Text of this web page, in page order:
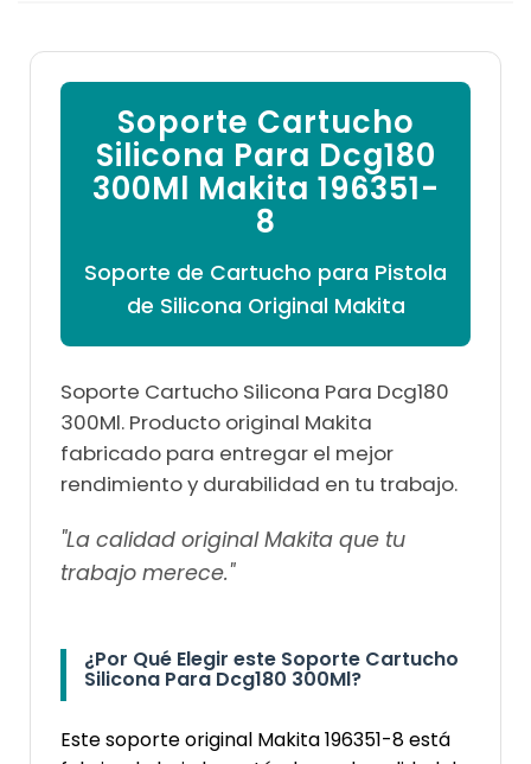
Soporte Cartucho
Silicona Para Dcg180
300Ml Makita 196351-
8
Soporte de Cartucho para Pistola
de Silicona Original Makita
Soporte Cartucho Silicona Para Dcg180
300Ml. Producto original Makita
fabricado para entregar el mejor
rendimiento y durabilidad en tu trabajo.
"La calidad original Makita que tu
trabajo merece."
¿Por Qué Elegir este Soporte Cartucho
Silicona Para Dcg180 300Ml?
Este soporte original Makita 196351-8 está